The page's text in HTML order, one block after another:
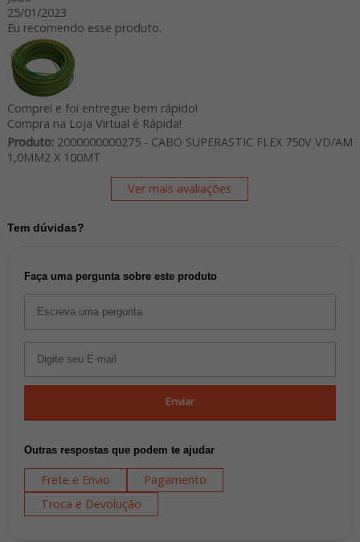
25/01/2023
Eu recomendo esse produto.
Comprei e foi entregue bem rápido!
Compra na Loja Virtual é Rápida!
Produto:2000000000275 - CABO SUPERASTIC FLEX 750V VD/AM
1,0MM2 X 100MT
Ver mais avaliações
Tem dúvidas?
Faça uma pergunta sobre este produto
Enviar
Outras respostas que podem te ajudar
Frete e Envio
Pagamento
Troca e Devolução